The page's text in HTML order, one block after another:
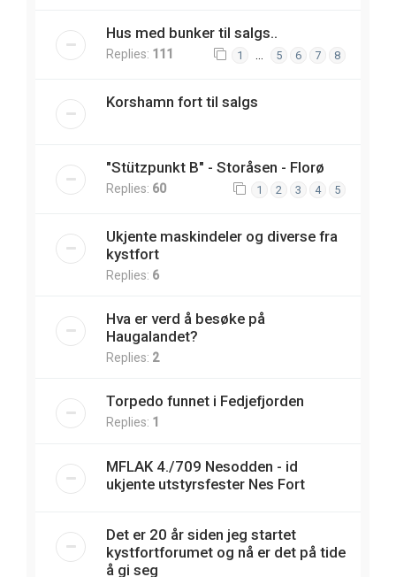
Hus med bunker til salgs..
Replies: 111 1 … 5 6 7 8
Korshamn fort til salgs
"Stützpunkt B" - Storåsen - Florø
Replies: 60 1 2 3 4 5
Ukjente maskindeler og diverse fra
kystfort
Replies: 6
Hva er verd å besøke på
Haugalandet?
Replies: 2
Torpedo funnet i Fedjefjorden
Replies: 1
MFLAK 4./709 Nesodden - id
ukjente utstyrsfester Nes Fort
Det er 20 år siden jeg startet
kystfortforumet og nå er det på tide
å gi seg